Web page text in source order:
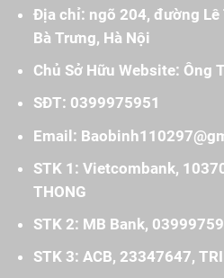
Địa chỉ: ngõ 204, đường Lê
Bà Trưng, Hà Nội
Chủ Sở Hữu Website: Ông
SĐT: 0399975951
Email:
STK 1: Vietcombank,
THONG
STK 2: MB Bank,
STK 3: ACB, 23347647,